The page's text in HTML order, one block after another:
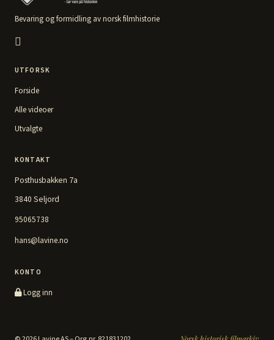
Bevaring og formidling av norsk filmhistorie
UTFORSK
Forside
Alle videoer
Utvalgte
KONTAKT
Posthusbakken 7a
3840 Seljord
95065738
hans@lavine.no
KONTO
Logg inn